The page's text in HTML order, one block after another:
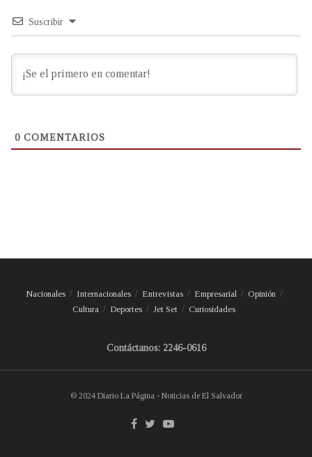
Suscribir
0 COMENTARIOS
Nacionales Internacionales Entrevistas Empresarial
Opinión
Cultura
Deportes Jet Set Curiosidades
Contáctanos: 2246-0616
© 2024 Diario La Página - Noticias de El Salvador